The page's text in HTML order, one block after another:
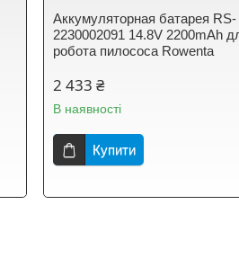
Аккумуляторная батарея RS-
2230002091 14.8V 2200mAh
робота пилососа Rowenta
2 433 ₴
В наявності
Купити